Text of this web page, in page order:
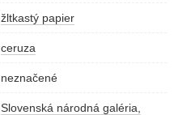
žltkastý papier
ceruza
neznačené
Slovenská národná galéria,